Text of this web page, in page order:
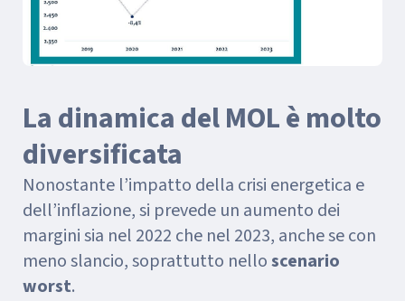
La dinamica del MOL è molto
diversificata
Nonostante l’impatto della crisi energetica e
dell’inflazione, si prevede un aumento dei
margini sia nel 2022 che nel 2023, anche se con
meno slancio, soprattutto nelloscenario
worst.